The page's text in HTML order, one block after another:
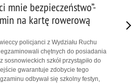
mnie bezpieczeństwo”-
na kartę rowerową
policjanci z Wydziału Ruchu
chętnych do posiadania
sosnowieckich szkół przystąpiło do
gwarantuje zdobycie tego
odbywał się szkolny festyn,